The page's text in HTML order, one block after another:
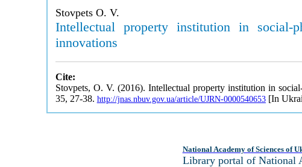
Stovpets O. V.
Intellectual property institution in social-
innovations
Cite:
Stovpets, O. V. (2016). Intellectual property institution in
35, 27-38. http://jnas.nbuv.gov.ua/article/UJRN-0000540653[In
National Academy of Sciences of
Library portal of National